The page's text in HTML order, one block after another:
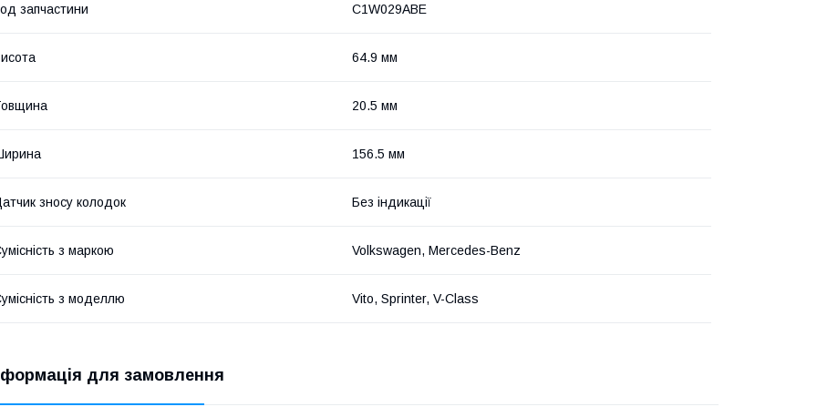
запчастини C1W029ABE
64.9 мм
20.5 мм
156.5 мм
зносу колодок Без індикації
з маркою Volkswagen, Mercedes-Benz
з моделлю Vito, Sprinter, V-Class
для замовлення